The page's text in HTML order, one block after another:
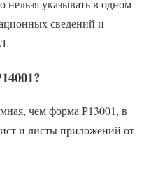
нельзя указывать в одном
сведений и
чем форма Р13001, в
и листы приложений от